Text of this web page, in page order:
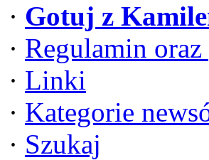
· Gotuj z
· Regulamin
· Linki
· Kategorie
· Szukaj